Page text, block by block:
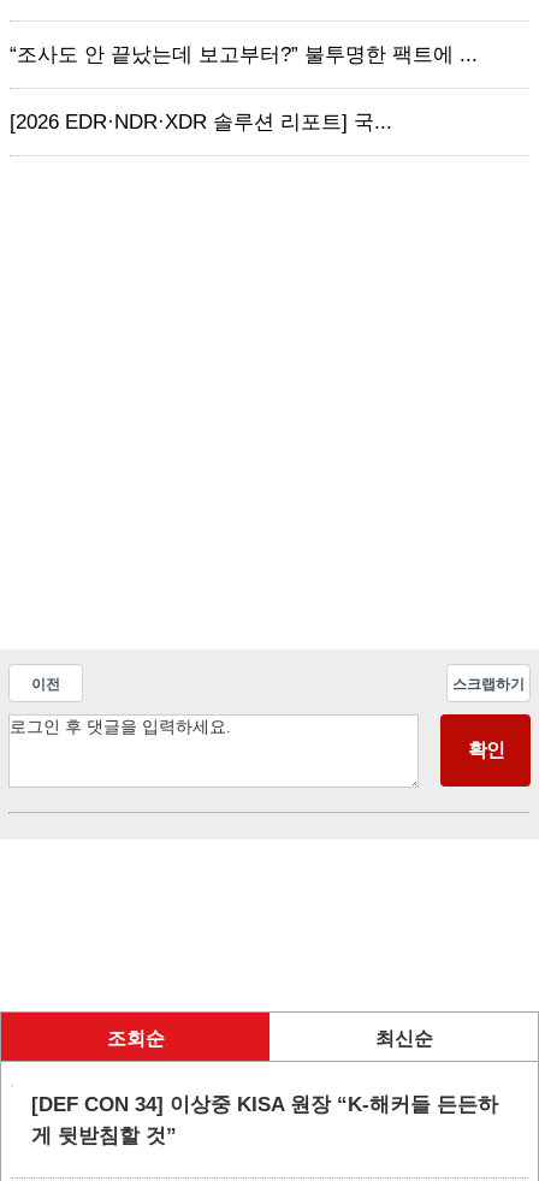
“조사도 안 끝났는데 보고부터?” 불투명한 팩트에 ...
[2026 EDR·NDR·XDR 솔루션 리포트] 국...
이전 스크랩하기
조회순 최신순
[DEF CON 34] 이상중 KISA 원장 “K-해커들 든든하
게 뒷받침할 것”